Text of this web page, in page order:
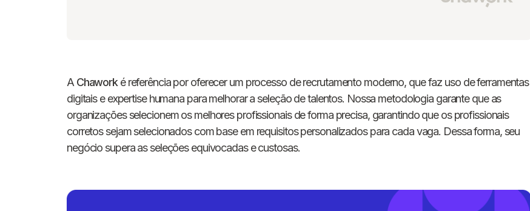
A Chawork é referência por oferecer um processo de recrutamento moderno, que faz uso de ferramentas
digitais e expertise humana para melhorar a seleção de talentos. Nossa metodologia garante que as
organizações selecionem os melhores profissionais de forma precisa, garantindo que os profissionais
corretos sejam selecionados com base em requisitos personalizados para cada vaga. Dessa forma, seu
negócio supera as seleções equivocadas e custosas.